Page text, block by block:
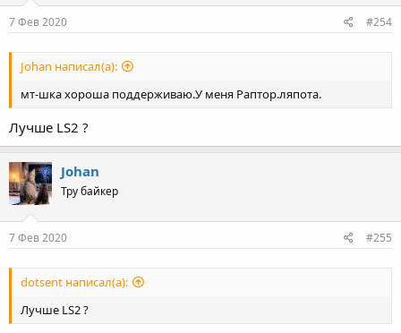
n
s
7 Фев 2020 #254
Johan написал(а):
мт-шка хороша поддерживаю.У меня Раптор.ляпота.
Лучше LS2 ?
Johan
Тру байкер
7 Фев 2020 #255
dotsent написал(а):
Лучше LS2 ?